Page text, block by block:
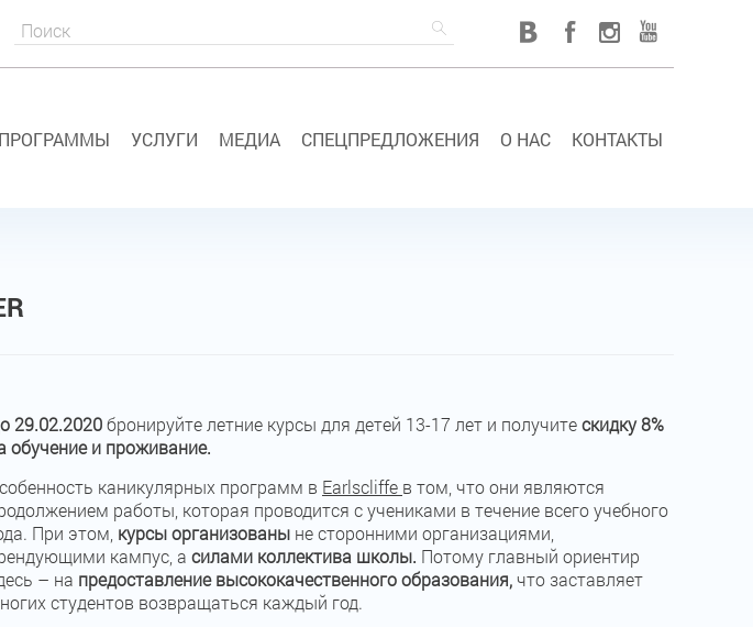
ПРОГРАММЫ УСЛУГИ МЕДИА СПЕЦПРЕДЛОЖЕНИЯ О НАС КОНТАКТЫ
29.02.2020бронируйте летние курсы для детей 13-17 лет и получитескидку 8%
обучение и проживание.
каникулярных программ в Earlscliffe в том, что они являются
работы, которая проводится с учениками в течение всего учебного
При этом, курсы организованы не сторонними организациями,
кампус, а силами коллектива школы. Потому главный ориентир
– на предоставление высококачественного образования,что заставляет
студентов возвращаться каждый год.